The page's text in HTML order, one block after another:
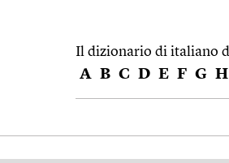
Il dizionario di italiano
A B C D E F G H